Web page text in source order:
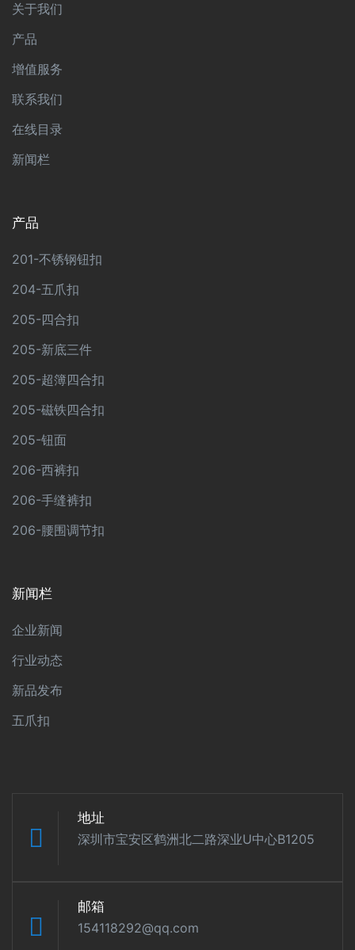
关于我们
产品
增值服务
联系我们
在线目录
新闻栏
产品
201-不锈钢钮扣
204-五爪扣
205-四合扣
205-新底三件
205-超簿四合扣
205-磁铁四合扣
205-钮面
206-西裤扣
206-手缝裤扣
206-腰围调节扣
新闻栏
企业新闻
行业动态
新品发布
五爪扣
地址
深圳市宝安区鹤洲北二路深业U中心B1205
邮箱
154118292@qq.com